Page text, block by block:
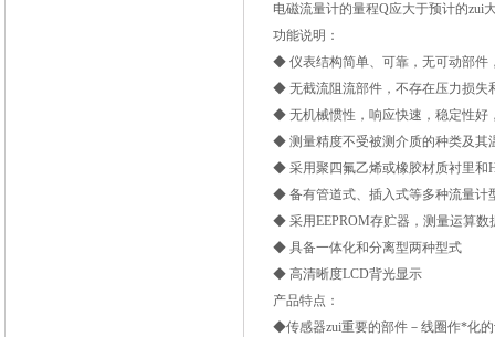
电磁流量计的量程Q应大于预计的zui
功能说明：
◆ 仪表结构简单、可靠，无可动部件
◆ 无截流阻流部件，不存在压力损失
◆ 无机械惯性，响应快速，稳定性好
◆ 测量精度不受被测介质的种类及其
◆ 采用聚四氟乙烯或橡胶材质衬里和
◆ 备有管道式、插入式等多种流量计
◆ 采用EEPROM存贮器，测量运算数
◆ 具备一体化和分离型两种型式
◆ 高清晰度LCD背光显示
产品特点：
◆传感器zui重要的部件－线圈作*化